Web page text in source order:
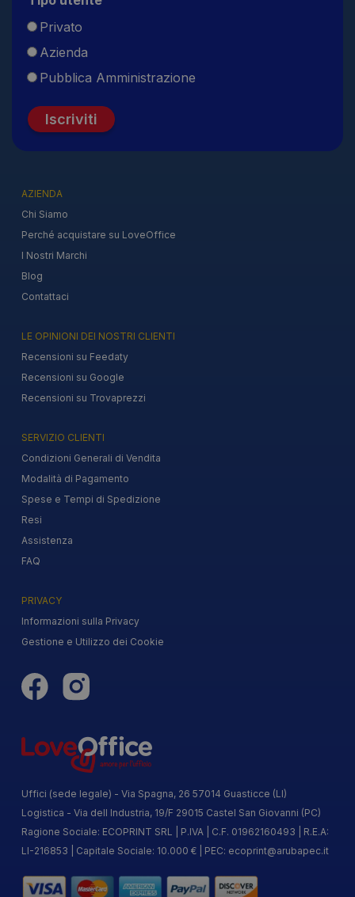
Privato
Azienda
Pubblica Amministrazione
Iscriviti
AZIENDA
Chi Siamo
Perché acquistare su LoveOffice
I Nostri Marchi
Blog
Contattaci
LE OPINIONI DEI NOSTRI CLIENTI
Recensioni su Feedaty
Recensioni su Google
Recensioni su Trovaprezzi
SERVIZIO CLIENTI
Condizioni Generali di Vendita
Modalità di Pagamento
Spese e Tempi di Spedizione
Resi
Assistenza
FAQ
PRIVACY
Informazioni sulla Privacy
Gestione e Utilizzo dei Cookie
Uffici (sede legale) - Via Spagna, 26 57014 Guasticce (LI)
Logistica - Via dell Industria, 19/F 29015 Castel San Giovanni (PC)
Ragione Sociale: ECOPRINT SRL | P.IVA | C.F. 01962160493 | R.E.A:
LI-216853 | Capitale Sociale: 10.000 € | PEC: ecoprint@arubapec.it